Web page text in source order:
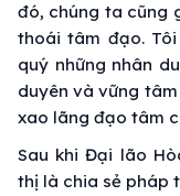
đó, chúng ta cũng
thoái tâm đạo.
quý những nhân
duyên và vững
xao lãng đạo tâm
Sau khi Đại lão
thị là chia sẻ pháp